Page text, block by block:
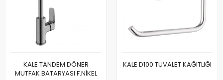
KALE TANDEM DÖNER
MUTFAK BATARYASI F.NİKEL
KALE D100 TUVALET KAĞITLIĞI